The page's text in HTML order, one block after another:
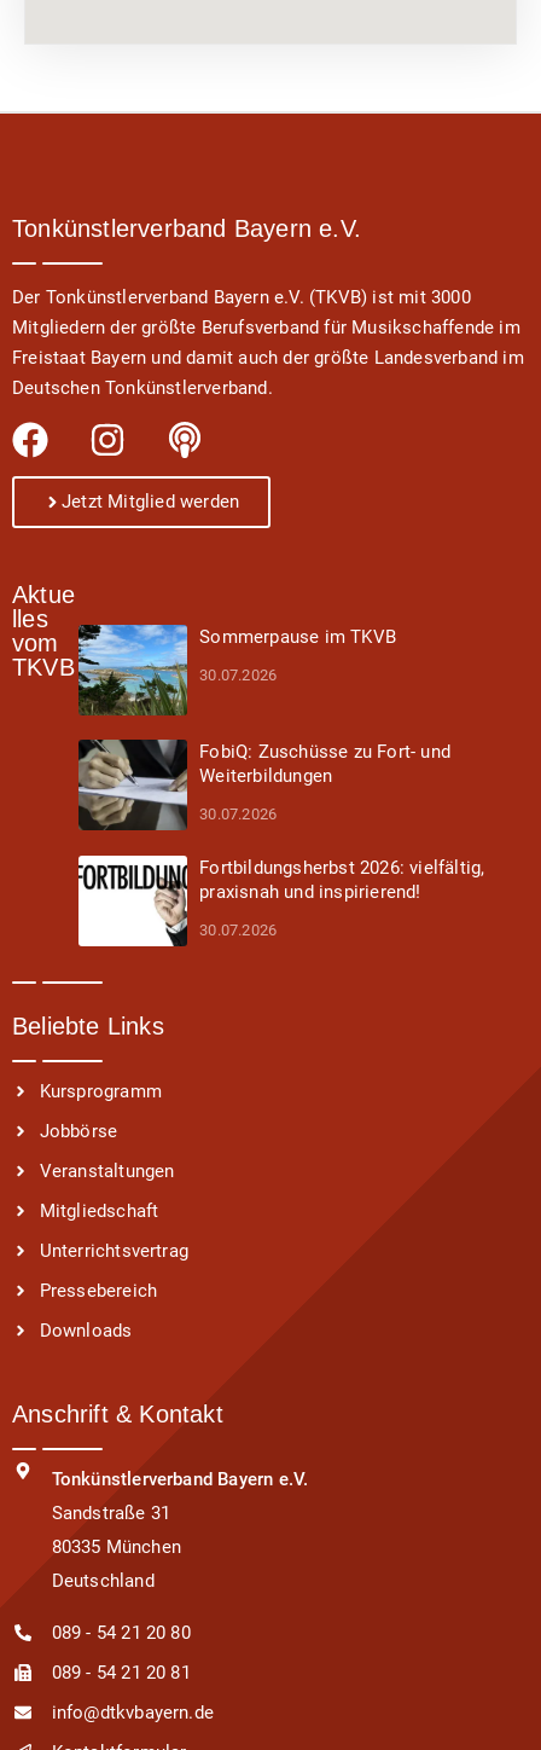
Tonkünstlerverband Bayern e.V.
Der Tonkünstlerverband Bayern e.V. (TKVB) ist mit 3000
Mitgliedern der größte Berufsverband für Musikschaffende im
Freistaat Bayern und damit auch der größte Landesverband im
Deutschen Tonkünstlerverband.
Jetzt Mitglied werden
Aktue
lles
vom
TKVB
Sommerpause im TKVB
30.07.2026
FobiQ: Zuschüsse zu Fort- und
Weiterbildungen
30.07.2026
Fortbildungsherbst 2026: vielfältig,
praxisnah und inspirierend!
30.07.2026
Beliebte Links
Kursprogramm
Jobbörse
Veranstaltungen
Mitgliedschaft
Unterrichtsvertrag
Pressebereich
Downloads
Anschrift & Kontakt
Tonkünstlerverband Bayern e.V.
Sandstraße 31
80335 München
Deutschland
089 - 54 21 20 80
089 - 54 21 20 81
info@dtkvbayern.de